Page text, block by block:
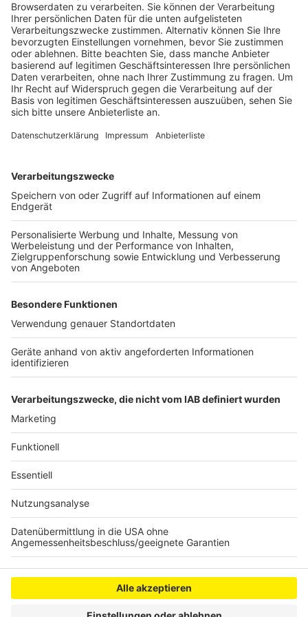
Anzeige
Rund vier Monate nach Bekanntwerden der Pläne gibt
es immer noch keine Details. Bei der jüngsten
Betriebsversammlung konnte der
Vorstandsvorsitzende aber offenbar Zuversicht
vermitteln. Der Evonik-Chef habe eine enge
Lösungen gebe, heißt es vom Betriebsrat. Die
Stimmung in der Belegschaft beschreibt der
Betriebsrat als gemischt. Es gebe negative, eher
abwartende aber auch positive Rückmeldungen.
Insgesamt seien die rund 500 betroffenen Leute aber
motiviert, mitzuziehen. Für Entspannung dürfte sorgen,
dass sie bis 2032 vor betriebsbedingten Kündigungen
geschützt sind. Evonik will bis zum übernächsten
Service und Werkschutz in eigenständige
Gesellschaften ausgliedern. Das soll Vorgänge
vereinfachen und helfen, individuelle Strategien für
das Werk zu entwickeln.